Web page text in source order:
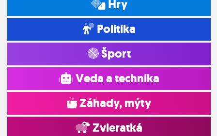
Hry
Politika
Šport
Veda a technika
Záhady, mýty
Zvieratká